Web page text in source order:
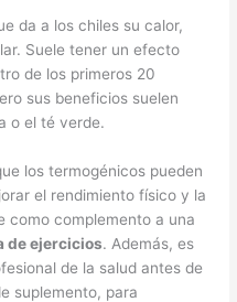
da a los chiles su calor,
Suele tener un efecto
de los primeros 20
sus beneficios suelen
o el té verde.
los termogénicos pueden
el rendimiento físico y la
como complemento a una
de ejercicios. Además, es
de la salud antes de
suplemento, para